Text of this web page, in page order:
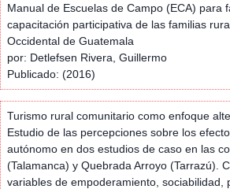
Manual de Escuelas de Campo (ECA) para
capacitación participativa de las familias
Occidental de Guatemala
por: Detlefsen Rivera, Guillermo
Publicado: (2016)
Turismo rural comunitario como enfoque
Estudio de las percepciones sobre los
autónomo en dos estudios de caso en las
(Talamanca) y Quebrada Arroyo (Tarrazú).
variables de empoderamiento, sociabilidad,